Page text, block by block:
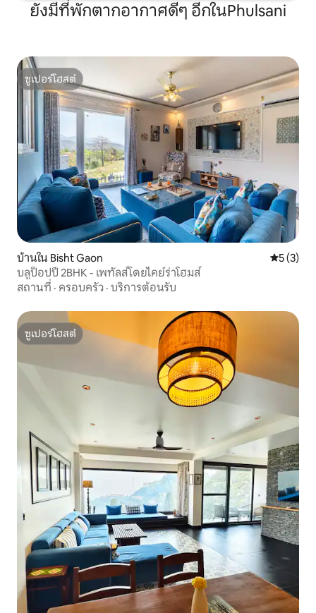
ยังมีที่พักตากอากาศดีๆ อีกในPhulsani
ซูเปอร์โฮสต์
ซูเปอร์โฮสต์
บ้านใน Bisht Gaon คะแนนเฉ
5 (3)
บลูป็อปปี้ 2BHK - เพทัลส์โดยไคย์ร่าโฮมส์
สถานที่ · ครอบครัว · บริการต้อนรับ
ซูเปอร์โฮสต์
ซูเปอร์โฮสต์